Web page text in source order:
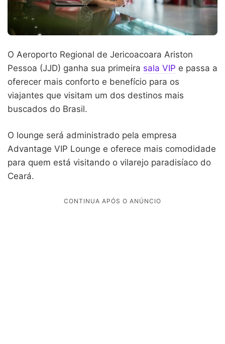
O Aeroporto Regional de Jericoacoara Ariston
Pessoa (JJD) ganha sua primeira sala VIP e passa a
oferecer mais conforto e benefício para os
viajantes que visitam um dos destinos mais
buscados do Brasil.
O lounge será administrado pela empresa
Advantage VIP Lounge e oferece mais comodidade
para quem está visitando o vilarejo paradisíaco do
Ceará.